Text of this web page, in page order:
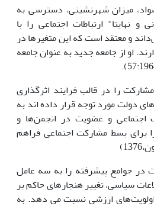
میزان شهرنشینی، دسترسی به
نهایتا" ارتباطات اجتماعی را با
و معتقد است که این متغیرها در
او از جامعه جدید به عنوان جامعه
را در قالب فرایند اثرگذاری
دولت مورد توجه قرار داده اند به
اجتماعی و عضویت در انجمن‌ها و
برای بسط مشارکت اجتماعی فراهم
در جوامع پیشرفته را به سه عامل
سیاسی، تغییر هنجارهای حاکم بر
ارزشی نسبت می دهد. به